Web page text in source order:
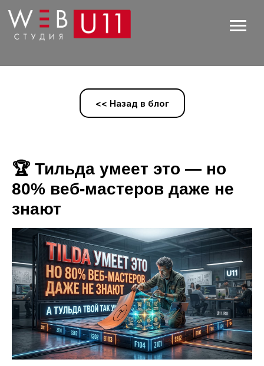
<< Назад в блог
🏆 Тильда умеет это — но
80% веб-мастеров даже не
знают